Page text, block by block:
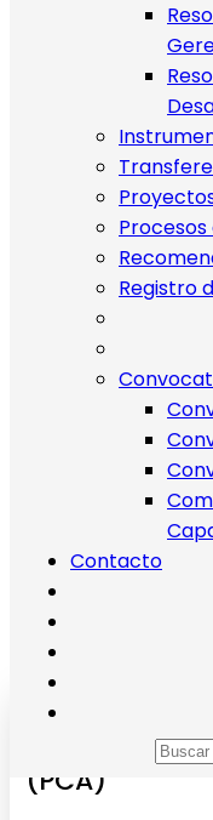
Registro
Contacto
Vaso de
(PCA)